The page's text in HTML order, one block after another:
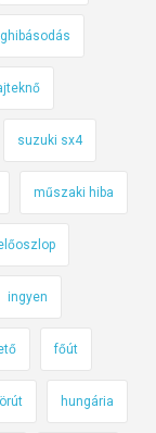
suzuki sx4
műszaki hiba
ingyen
főút
hungária